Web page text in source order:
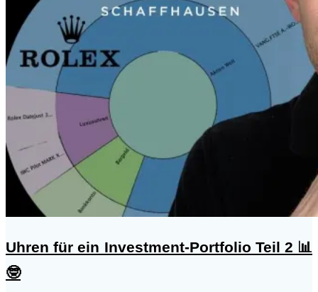
Uhren für ein Investment-Portfolio Teil 2 📊
🤓